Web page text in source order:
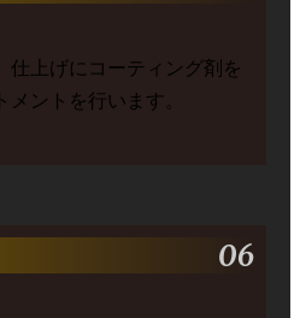
仕上げにコーティング剤を
ントを行います。
06